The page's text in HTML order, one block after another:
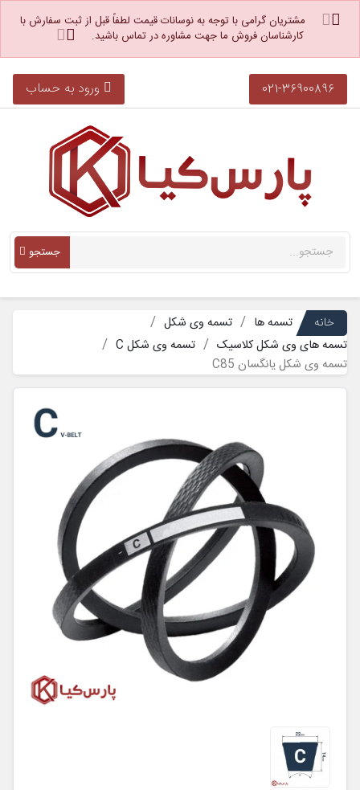
مشتریان گرامی با توجه به نوسانات قیمت لطفاً قبل از ثبت سفارش با
کارشناسان فروش ما جهت مشاوره در تماس باشید.
021-36900896 ورود به حساب
جستجو
خانه تسمه ها
تسمه وی شکل
تسمه های وی شکل کلاسیک
تسمه وی شکل C
تسمه وی شکل یانگسان C85